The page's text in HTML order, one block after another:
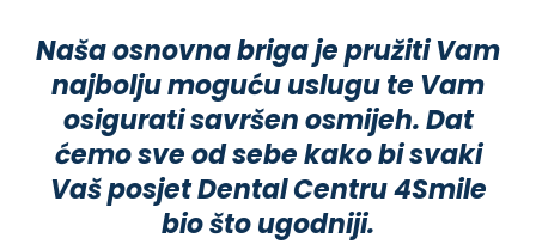
Naša osnovna briga je pružiti Vam
najbolju moguću uslugu te Vam
osigurati savršen osmijeh. Dat
ćemo sve od sebe kako bi svaki
Vaš posjet Dental Centru 4Smile
bio što ugodniji.